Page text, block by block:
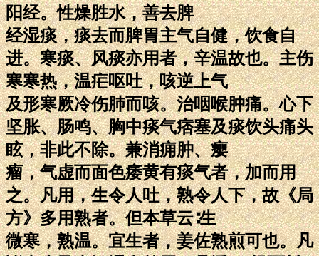
阳经。性燥胜水，善去脾
经湿痰，痰去而脾胃主气自健，饮食自
进。寒痰、风痰亦用者，辛温故也。主伤
寒寒热，温疟呕吐，咳逆上气
及形寒厥冷伤肺而咳。治咽喉肿痛。心下
坚胀、肠鸣、胸中痰气痞塞及痰饮头痛头
眩，非此不除。兼消痈肿、瘿
瘤，气虚而面色痿黄有痰气者，加而用
之。凡用，生令人吐，熟令人下，故《局
方》多用熟者。但本草云∶生
微寒，熟温。宜生者，姜佐熟煎可也。凡